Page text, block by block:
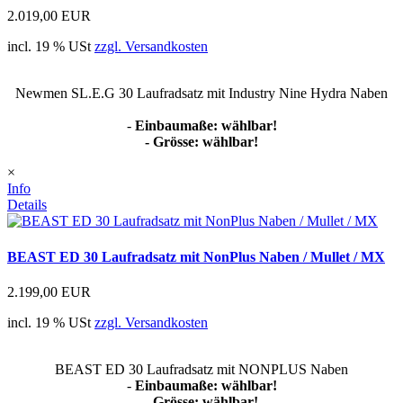
2.019,00 EUR
incl. 19 % UStzzgl. Versandkosten
Newmen SL.E.G 30 Laufradsatz mit Industry Nine Hydra Naben
- Einbaumaße: wählbar!
- Grösse: wählbar!
×
Info
Details
BEAST ED 30 Laufradsatz mit NonPlus Naben / Mullet / MX
2.199,00 EUR
incl. 19 % USt zzgl. Versandkosten
BEAST ED 30 Laufradsatz mit NONPLUS Naben
- Einbaumaße: wählbar!